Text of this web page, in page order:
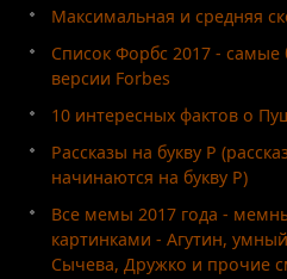
Максимальная и средняя
Список Форбс 2017 -
версии Forbes
10 интересных фактов о
Рассказы на букву Р
начинаются на букву Р)
Все мемы 2017 года -
картинками - Агутин,
Сычева, Дружко и прочие